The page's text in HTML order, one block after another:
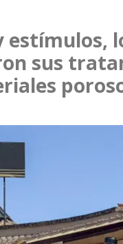
estímulos,
sus